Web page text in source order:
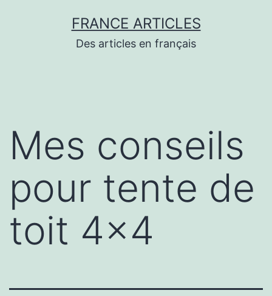
FRANCE ARTICLES
Des articles en français
Mes conseils
pour tente de
toit 4×4